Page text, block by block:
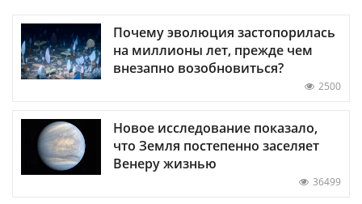
Почему эволюция застопорилась
на миллионы лет, прежде чем
внезапно возобновиться?
2500
Новое исследование показало,
что Земля постепенно заселяет
Венеру жизнью
36499